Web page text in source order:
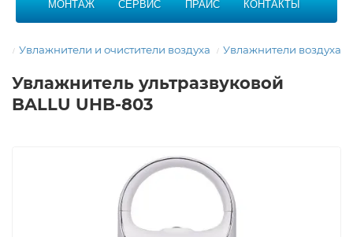
МОНТАЖ СЕРВИС ПРАЙС КОНТАКТЫ
Увлажнители и очистители воздуха Увлажнители воздуха
Увлажнитель ультразвуковой
BALLU UHB-803